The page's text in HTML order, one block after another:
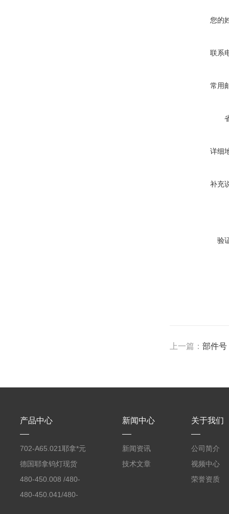
您的
联系
常用
详细
补充
验
上一篇：部件号
产品中心
702-A65.021耶拿*元
素分析仪反应罐
德国耶拿钨灯现货
480-450.008 /480-
450.008C耶拿镉Cd空
480-450.041/480-
新闻中心
新闻资讯
技术文章
关于我们
公司简介
视频中心
荣誉资质